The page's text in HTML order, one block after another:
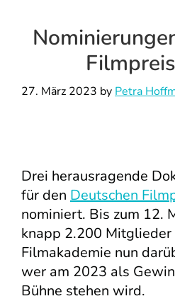
27. März 2023 by Petra
Drei herausragende
für den Deutschen
nominiert. Bis zum 12.
knapp 2.200 Mitglieder
Filmakademie nun
wer am 2023 als
Bühne stehen wird.